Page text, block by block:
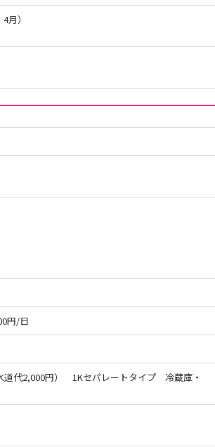
月）
円/日
代2,000円） 1Kセパレートタイプ 冷蔵庫・